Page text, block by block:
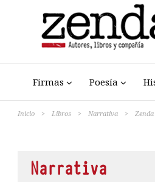
Firmas Poesía
Inicio > Libros > Narrativa >
Narrativa